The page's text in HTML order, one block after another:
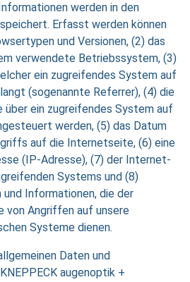
werden in den
Erfasst werden können
und Versionen, (2) das
verwendete Betriebssystem, (3)
ein zugreifendes System auf
(sogenannte Referrer), (4) die
ein zugreifendes System auf
werden, (5) das Datum
auf die Internetseite, (6) eine
(IP-Adresse), (7) der Internet-
Systems und (8)
Informationen, die der
von Angriffen auf unsere
Systeme dienen.
Daten und
augenoptik +